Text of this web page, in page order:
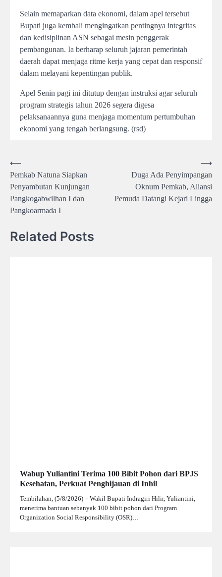
Selain memaparkan data ekonomi, dalam apel tersebut
Bupati juga kembali mengingatkan pentingnya integritas
dan kedisiplinan ASN sebagai mesin penggerak
pembangunan. Ia berharap seluruh jajaran pemerintah
daerah dapat menjaga ritme kerja yang cepat dan responsif
dalam melayani kepentingan publik.
Apel Senin pagi ini ditutup dengan instruksi agar seluruh
program strategis tahun 2026 segera digesa
pelaksanaannya guna menjaga momentum pertumbuhan
ekonomi yang tengah berlangsung. (rsd)
Post
navigation
⟵
Pemkab Natuna Siapkan
Penyambutan Kunjungan
Pangkogabwilhan I dan
Pangkoarmada I
Duga Ada Penyimpangan
Oknum Pemkab, Aliansi
Pemuda Datangi Kejari Lingga
⟶
Related Posts
Wabup Yuliantini Terima 100 Bibit Pohon dari BPJS
Kesehatan, Perkuat Penghijauan di Inhil
Tembilahan, (5/8/2026) – Wakil Bupati Indragiri Hilir, Yuliantini,
menerima bantuan sebanyak 100 bibit pohon dari Program
Organization Social Responsibility (OSR)…